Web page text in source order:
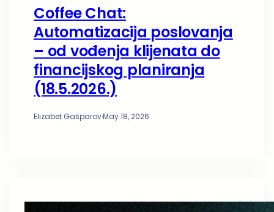
Coffee Chat:
Automatizacija poslovanja
– od vođenja klijenata do
financijskog planiranja
(18.5.2026.)
Elizabet Gašparov·May 18, 2026